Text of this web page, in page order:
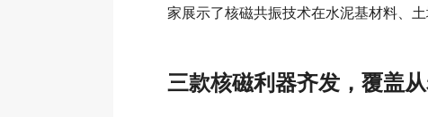
家展示了核磁共振技术在水泥基材料、
三款核磁利器齐发，覆盖